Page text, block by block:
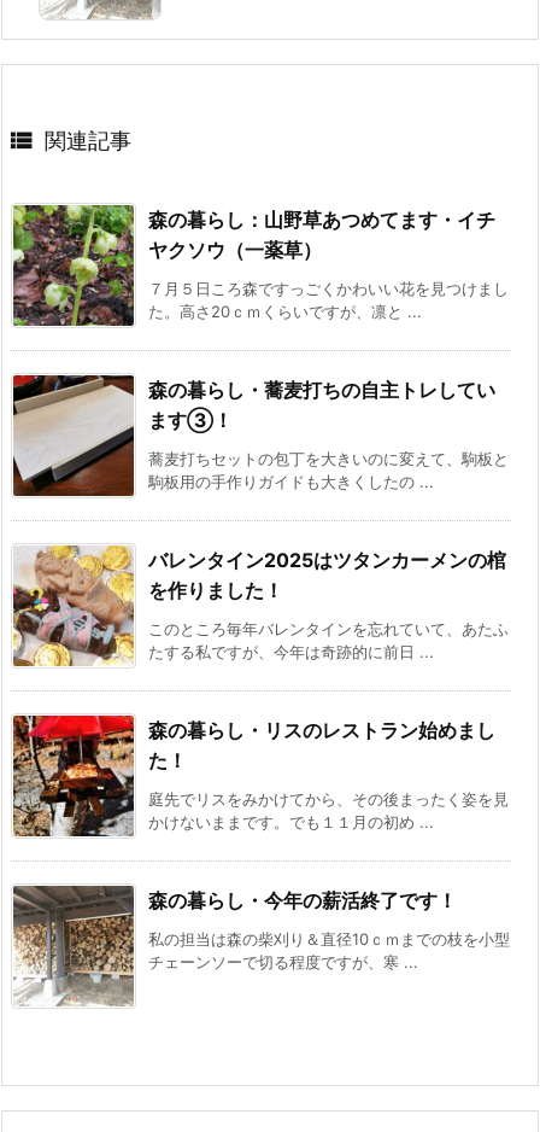
 関連記事
森の暮らし：山野草あつめてます・イチ
ヤクソウ（一薬草）
７月５日ころ森ですっごくかわいい花を見つけまし
た。高さ20ｃｍくらいですが、凛と ...
森の暮らし・蕎麦打ちの自主トレしてい
ます③！
蕎麦打ちセットの包丁を大きいのに変えて、駒板と
駒板用の手作りガイドも大きくしたの ...
バレンタイン2025はツタンカーメンの棺
を作りました！
このところ毎年バレンタインを忘れていて、あたふ
たする私ですが、今年は奇跡的に前日 ...
森の暮らし・リスのレストラン始めまし
た！
庭先でリスをみかけてから、その後まったく姿を見
かけないままです。でも１１月の初め ...
森の暮らし・今年の薪活終了です！
私の担当は森の柴刈り＆直径10ｃｍまでの枝を小型
チェーンソーで切る程度ですが、寒 ...